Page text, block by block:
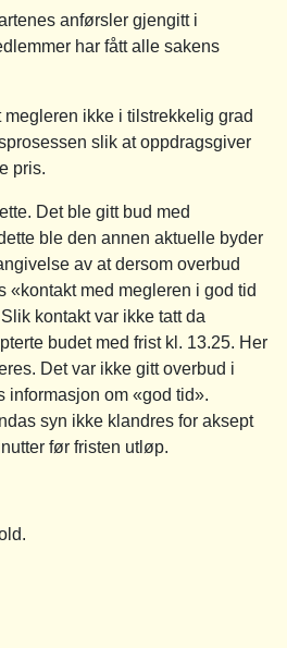
anførsler gjengitt i
har fått alle sakens
ikke i tilstrekkelig grad
slik at oppdragsgiver
pris.
Det ble gitt bud med
ble den annen aktuelle byder
av at dersom overbud
«kontakt med megleren i god tid
kontakt var ikke tatt da
budet med frist kl. 13.25. Her
Det var ikke gitt overbud i
informasjon om «god tid».
syn ikke klandres for aksept
før fristen utløp.